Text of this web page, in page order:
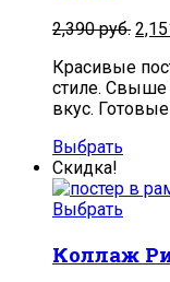
2,390руб.
Красивые
стиле. Свыше
вкус.
Выбрать
Скидка!
Выбрать
Коллаж